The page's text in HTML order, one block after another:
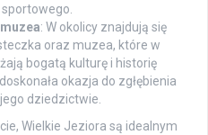
: W okolicy znajdują się
oraz muzea, które w
bogatą kulturę i historię
okazja do zgłębienia
dziedzictwie.
Wielkie Jeziora są idealnym